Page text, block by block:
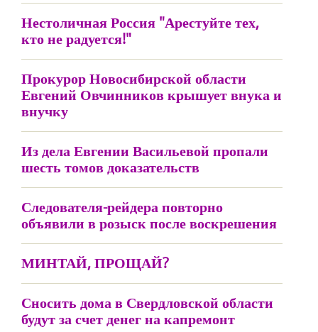
Нестоличная Россия "Арестуйте тех,
кто не радуется!"
Прокурор Новосибирской области
Евгений Овчинников крышует внука и
внучку
Из дела Евгении Васильевой пропали
шесть томов доказательств
Следователя-рейдера повторно
объявили в розыск после воскрешения
МИНТАЙ, ПРОЩАЙ?
Сносить дома в Свердловской области
будут за счет денег на капремонт